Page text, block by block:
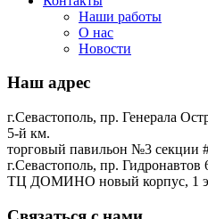
Наши работы
О нас
Новости
Наш адрес
г.Севастополь, пр. Генерала
5-й км.
торговый павильон №3 секции
г.Севастополь, пр. Гидронавтов
ТЦ ДОМИНО новый корпус, 1